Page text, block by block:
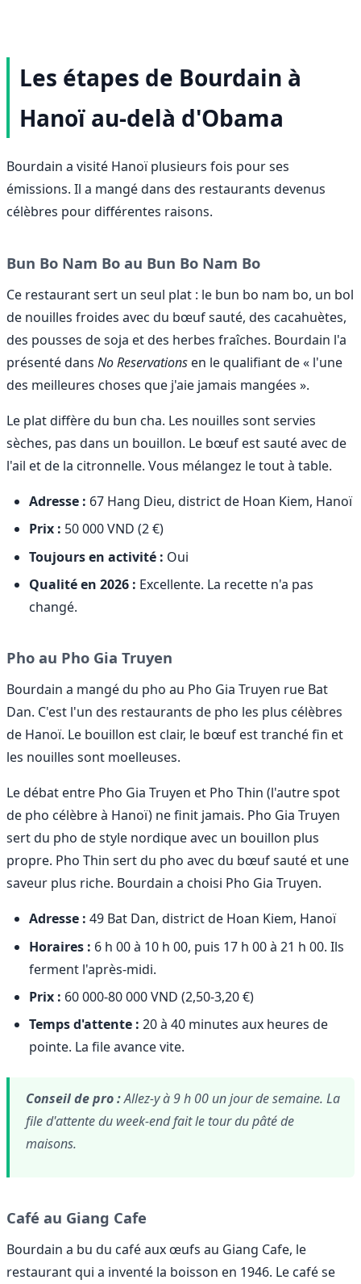
Les étapes de Bourdain à
Hanoï au-delà d'Obama
Bourdain a visité Hanoï plusieurs fois pour ses
émissions. Il a mangé dans des restaurants devenus
célèbres pour différentes raisons.
Bun Bo Nam Bo au Bun Bo Nam Bo
Ce restaurant sert un seul plat : le bun bo nam bo, un bol
de nouilles froides avec du bœuf sauté, des cacahuètes,
des pousses de soja et des herbes fraîches. Bourdain l'a
présenté dans No Reservations en le qualifiant de « l'une
des meilleures choses que j'aie jamais mangées ».
Le plat diffère du bun cha. Les nouilles sont servies
sèches, pas dans un bouillon. Le bœuf est sauté avec de
l'ail et de la citronnelle. Vous mélangez le tout à table.
Adresse : 67 Hang Dieu, district de Hoan Kiem, Hanoï
Prix : 50 000 VND (2 €)
Toujours en activité : Oui
Qualité en 2026 : Excellente. La recette n'a pas
changé.
Pho au Pho Gia Truyen
Bourdain a mangé du pho au Pho Gia Truyen rue Bat
Dan. C'est l'un des restaurants de pho les plus célèbres
de Hanoï. Le bouillon est clair, le bœuf est tranché fin et
les nouilles sont moelleuses.
Le débat entre Pho Gia Truyen et Pho Thin (l'autre spot
de pho célèbre à Hanoï) ne finit jamais. Pho Gia Truyen
sert du pho de style nordique avec un bouillon plus
propre. Pho Thin sert du pho avec du bœuf sauté et une
saveur plus riche. Bourdain a choisi Pho Gia Truyen.
Adresse : 49 Bat Dan, district de Hoan Kiem, Hanoï
Horaires : 6 h 00 à 10 h 00, puis 17 h 00 à 21 h 00. Ils
ferment l'après-midi.
Prix : 60 000-80 000 VND (2,50-3,20 €)
Temps d'attente : 20 à 40 minutes aux heures de
pointe. La file avance vite.
Conseil de pro :Allez-y à 9 h 00 un jour de semaine. La
file d'attente du week-end fait le tour du pâté de
maisons.
Café au Giang Cafe
Bourdain a bu du café aux œufs au Giang Cafe, le
restaurant qui a inventé la boisson en 1946. Le café se